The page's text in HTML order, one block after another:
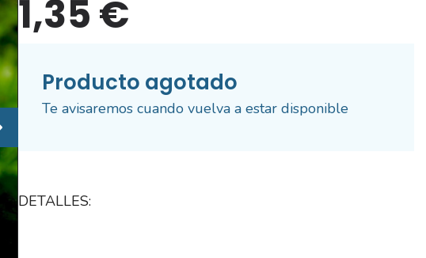
1,35 €
Producto agotado
Te avisaremos cuando vuelva a estar disponible
DETALLES: